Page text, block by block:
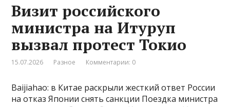
Визит российского
министра на Итуруп
вызвал протест Токио
15.07.2026 Разное Комментарии: 0
Baijiahao: в Китае раскрыли жесткий ответ России
на отказ Японии снять санкции Поездка министра